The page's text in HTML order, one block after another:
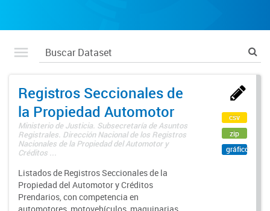
Registros Seccionales de
la Propiedad Automotor
Ministerio de Justicia. Subsecretaría de Asuntos
Registrales. Dirección Nacional de los Registros
Nacionales de la Propiedad del Automotor y
Créditos ...
Listados de Registros Seccionales de la
Propiedad del Automotor y Créditos
Prendarios, con competencia en
csv
zip
gráfico